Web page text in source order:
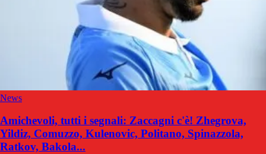
News
Amichevoli, tutti i segnali: Zaccagni c'è! Zhegrova,
Yildiz, Comuzzo, Kulenovic, Politano, Spinazzola,
Ratkov, Bakola...